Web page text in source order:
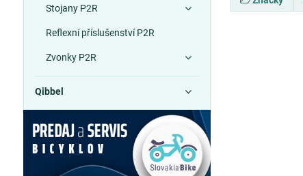
Stojany P2R
Reflexní příslušenství P2R
Zvonky P2R
Qibbel